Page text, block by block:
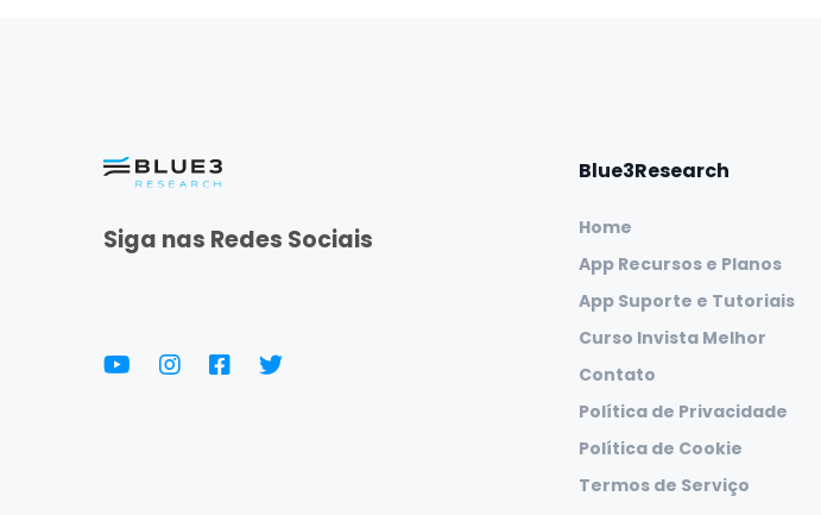
Siga nas Redes Sociais
Blue3Research
Home
App Recursos e Planos
App Suporte e Tutoriais
Curso Invista Melhor
Contato
Política de Privacidade
Política de Cookie
Termos de Serviço